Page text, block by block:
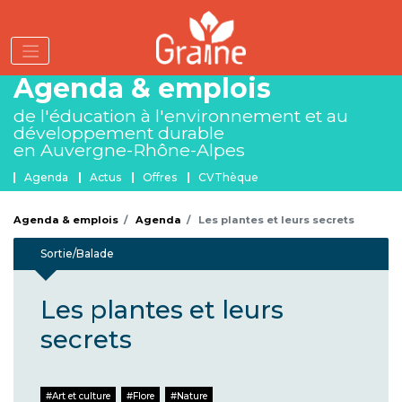
Aller
au
contenu
principal
Agenda & emplois
de l'éducation à l'environnement et au
développement durable
en Auvergne-Rhône-Alpes
Menu Agenda et emplois
Agenda Actus Offres CVThèque
Agenda & emplois Agenda Les plantes et leurs secrets
Sortie/Balade
Les plantes et leurs
secrets
Art et culture Flore Nature